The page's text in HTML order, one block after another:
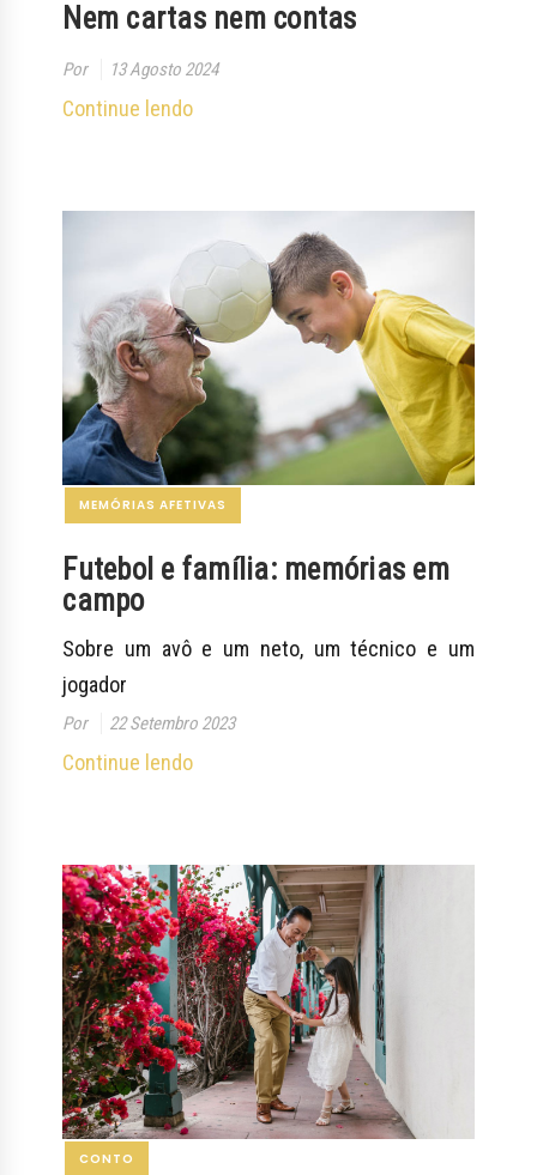
Nem cartas nem contas
Por 13 Agosto 2024
Continue lendo
MEMÓRIAS AFETIVAS
Futebol e família: memórias em
campo
Sobre um avô e um neto, um técnico e um
jogador
Por 22 Setembro 2023
Continue lendo
CONTO